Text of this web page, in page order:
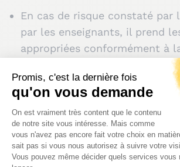
En cas de risque constaté par
par les enseignants, il prend
appropriées conformément à
réglementation. Il doit mettre
périmètre de sécurité et faire
signalement, par écrit, à la
propriétaire des locaux.
En cas d’accident lors de la
responsabilité du directeur
recherchée s’il est démontré